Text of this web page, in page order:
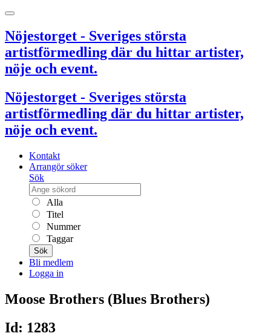
Nöjestorget - Sveriges största
artistförmedling där du hittar artister,
nöje och event.
Nöjestorget - Sveriges största
artistförmedling där du hittar artister,
nöje och event.
Kontakt
Arrangör söker
Sök
Alla
Titel
Nummer
Taggar
Sök
Bli medlem
Logga in
Moose Brothers (Blues Brothers)
Id: 1283